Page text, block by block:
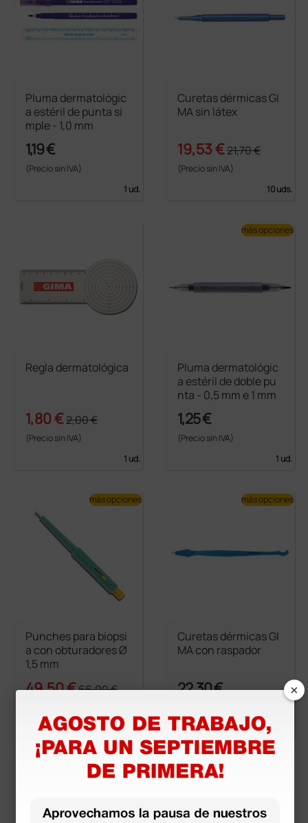
Pluma dermatológic
a estéril de punta si
mple - 1,0 mm
1,19 €
(Precio sin IVA)
1 ud.
Curetas dérmicas GI
MA sin látex
19,53 €21,70 €
(Precio sin IVA)
10 uds.
Regla dermatológica
1,80 €2,00 €
(Precio sin IVA)
1 ud.
Pluma dermatológic
a estéril de doble pu
nta - 0,5 mm e 1 mm
1,25 €
(Precio sin IVA)
1 ud.
más opciones
Punches para biopsi
a con obturadores Ø
1,5 mm
49,50 €66,00 €
20 uds.
más opciones
Curetas dérmicas GI
MA con raspador
22,30 €
10 uds.
más opciones
más opciones
×